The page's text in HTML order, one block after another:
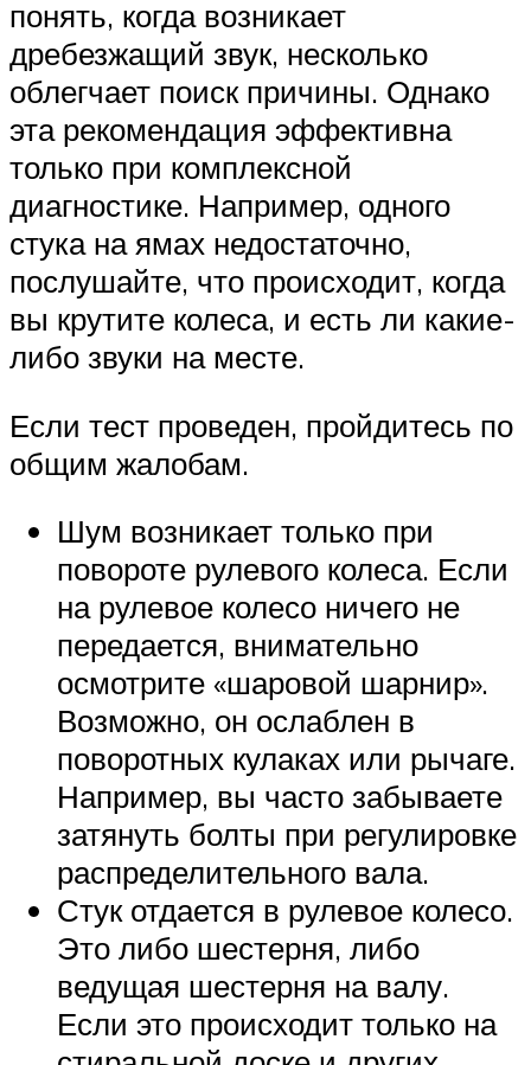
понять, когда возникает
дребезжащий звук, несколько
облегчает поиск причины. Однако
эта рекомендация эффективна
только при комплексной
диагностике. Например, одного
стука на ямах недостаточно,
послушайте, что происходит, когда
вы крутите колеса, и есть ли какие-
либо звуки на месте.
Если тест проведен, пройдитесь по
общим жалобам.
Шум возникает только при
повороте рулевого колеса. Если
на рулевое колесо ничего не
передается, внимательно
осмотрите «шаровой шарнир».
Возможно, он ослаблен в
поворотных кулаках или рычаге.
Например, вы часто забываете
затянуть болты при регулировке
распределительного вала.
Стук отдается в рулевое колесо.
Это либо шестерня, либо
ведущая шестерня на валу.
Если это происходит только на